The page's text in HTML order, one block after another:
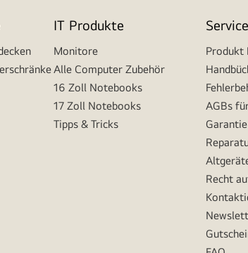
IT Produkte
Monitore
Alle Computer Zubehör
16 Zoll Notebooks
17 Zoll Notebooks
Tipps & Tricks
Service
Produkt
AGBs
Recht